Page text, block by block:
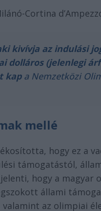
Cortina
kivívja az indulási
dolláros (jelenlegi
kapa Nemzetközi
mellé
hogy ez a
támogatástól,
hogy a magyar
állami
az olimpiai